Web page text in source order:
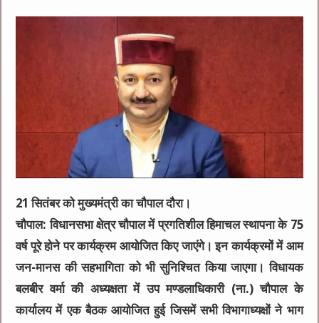
21 सितंबर को मुख्यमंत्री का चौपाल दौरा।
चौपाल: विधानसभा क्षेत्र चौपाल में प्रगतिशील हिमाचल स्थापना के 75
वर्ष पूरे होने पर कार्यक्रम आयोजित किए जाएंगे। इन कार्यक्रमों में आम
जन-मानस की सहभागिता को भी सुनिश्चित किया जाएगा। विधायक
बलबीर वर्मा की अध्यक्षता में उप मण्डलाधिकारी (ना.) चौपाल के
कार्यालय में एक बैठक आयोजित हुई जिसमें सभी विभागाध्यक्षों ने भाग